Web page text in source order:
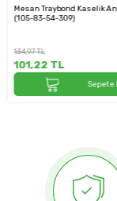
Mesan Traybond Kaselik
(105-83-54-309)
134,97TL
101,22 TL
Sepete